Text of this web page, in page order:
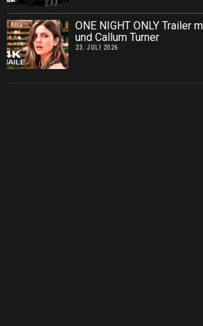
ONE NIGHT ONLY Trailer
und Callum Turner
23. JULI 2026